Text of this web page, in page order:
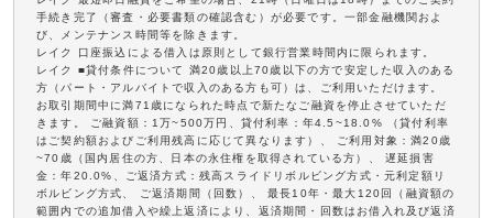
手続き完了（審査・必要書類の確認含む）が必要です。一部金融機関およ
び、メンテナンス時間等を除きます。
レイク 口座振込による借入は原則として銀行営業時間内に限られます。
レイク ■貸付条件について 満20歳以上70歳以下の方で安定した収入のある
方（パート・アルバイトで収入のある方も可）は、ご利用いただけます。
お取引期間中に満71歳になられた時点で新たなご融資を停止させていただ
きます。 ご融資額：1万~500万円、貸付利率：年4.5~18.0% （貸付利率
はご契約額およびご利用残高に応じて異なります）、 ご利用対象：満20歳
~70歳（国内居住の方、日本の永住権を取得されている方）、 遅延損害
金：年20.0%、ご返済方式：残高スライドリボルビング方式・元利定額リ
ボルビング方式、 ご返済期間（回数）、 最長10年・最大120回（融資額の
範囲内での追加借入や繰上返済により、返済期間・回数はお借入れ及び返済